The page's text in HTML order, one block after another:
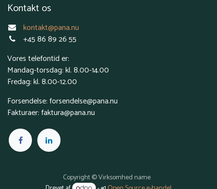
Kontakt os
kontakt@pana.nu
+45 86 89 26 55
Vores telefontid er:
Mandag-torsdag: kl. 8.00-14.00
Fredag: kl. 8.00-12.00
Forsendelse: forsendelse@pana.nu
Fakturaer: faktura@pana.nu
Copyright © Virksomhed name